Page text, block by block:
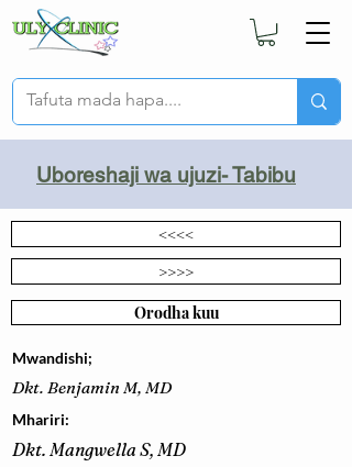
Uboreshaji wa ujuzi- Tabibu
<<<<
>>>>
Orodha kuu
Mwandishi;
Dkt. Benjamin M, MD
Mhariri:
Dkt. Mangwella S, MD